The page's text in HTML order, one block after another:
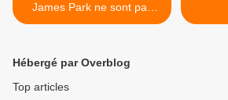
James Park ne sont pas
tristes le lundi, eux.
Hébergé par Overblog
Top articles